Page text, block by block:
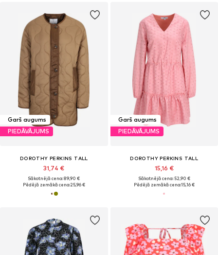
Garš augums
PIEDĀVĀJUMS
DOROTHY PERKINS TALL
31,74 €
Sākotnējā cena: 89,90 €
Pēdējā zemākā cena:25,96 €
Garš augums
PIEDĀVĀJUMS
DOROTHY PERKINS TALL
15,16 €
Sākotnējā cena: 52,90 €
Pēdējā zemākā cena:15,16 €